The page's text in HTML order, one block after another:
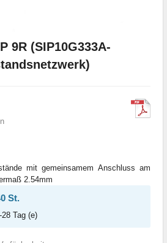
9R (SIP10G333A-
mit gemeinsamem Anschluss am
2.54mm
St.
Tag (e)